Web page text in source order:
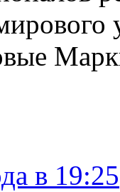
в 19:25